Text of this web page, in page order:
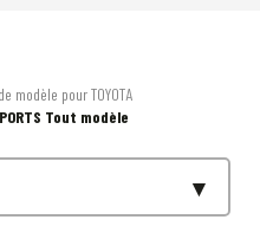
modèle pour TOYOTA
Tout modèle